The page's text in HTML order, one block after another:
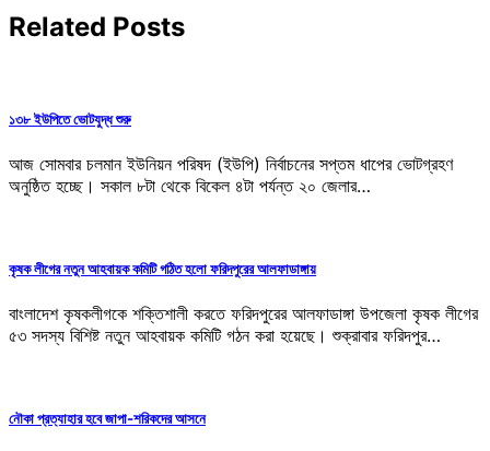
Related Posts
১৩৮ ইউপিতে ভোটযুদ্ধ শুরু
আজ সোমবার চলমান ইউনিয়ন পরিষদ (ইউপি) নির্বাচনের সপ্তম ধাপের ভোটগ্রহণ
অনুষ্ঠিত হচ্ছে। সকাল ৮টা থেকে বিকেল ৪টা পর্যন্ত ২০ জেলার…
কৃষক লীগের নতুন আহবায়ক কমিটি গঠিত হলো ফরিদপুরের আলফাডাঙ্গায়
বাংলাদেশ কৃষকলীগকে শক্তিশালী করতে ফরিদপুরের আলফাডাঙ্গা উপজেলা কৃষক লীগের
৫৩ সদস্য বিশিষ্ট নতুন আহবায়ক কমিটি গঠন করা হয়েছে। শুক্রাবার ফরিদপুর…
নৌকা প্রত্যাহার হবে জাপা-শরিকদের আসনে